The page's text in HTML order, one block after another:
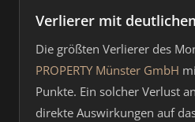
Verlierer mit
Die größten Verlierer des
PROPERTY Münster GmbH
Punkte. Ein solcher Verlust
direkte Auswirkungen auf